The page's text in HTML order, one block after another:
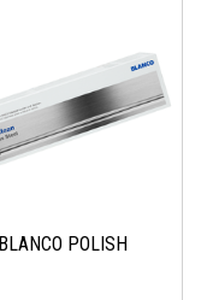
BLANCO POLISH